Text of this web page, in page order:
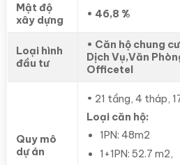
Mật độ
xây dựng
• 46,8 %
Loại hình
đầu tư
• Căn hộ chung
Dịch Vụ,Văn
Officetel
Quy mô
dự án
• 21 tầng, 4 tháp,
Loại căn hộ:
1PN: 48m2
1+1PN: 52.7 m2,